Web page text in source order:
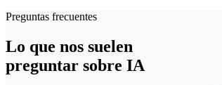
Preguntas frecuentes
Lo que nos suelen
preguntar sobre IA